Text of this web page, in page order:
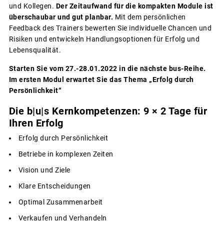
und Kollegen. Der Zeitaufwand für die kompakten Module ist
überschaubar und gut planbar. Mit dem persönlichen
Feedback des Trainers bewerten Sie individuelle Chancen und
Risiken und entwickeln Handlungsoptionen für Erfolg und
Lebensqualität.
Starten Sie vom 27.-28.01.2022 in die nächste bus-Reihe.
Im ersten Modul erwartet Sie das Thema „Erfolg durch
Persönlichkeit“
Die b|u|s Kernkompetenzen: 9 × 2 Tage für
Ihren Erfolg
Erfolg durch Persönlichkeit
Betriebe in komplexen Zeiten
Vision und Ziele
Klare Entscheidungen
Optimal Zusammenarbeit
Verkaufen und Verhandeln